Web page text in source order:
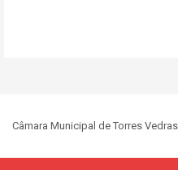
Câmara Municipal de Torres